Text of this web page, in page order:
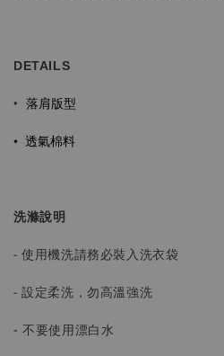
DETAILS
• 落肩版型
• 透氣棉料
洗滌說明
- 使用機洗請務必裝入洗衣袋
- 設定柔洗，勿高溫強洗
-不要使用漂白水